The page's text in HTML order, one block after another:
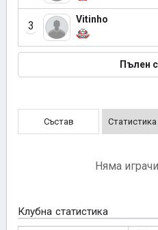
3 Vitinho
Пълен
Състав Статистика
Няма
Клубна статистика